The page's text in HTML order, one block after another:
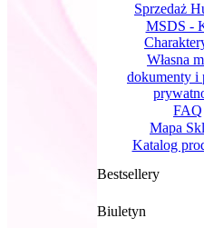
Sprzedaż
MSDS -
Własna
dokumenty i
FAQ
Mapa
Katalog
Bestsellery
Biuletyn